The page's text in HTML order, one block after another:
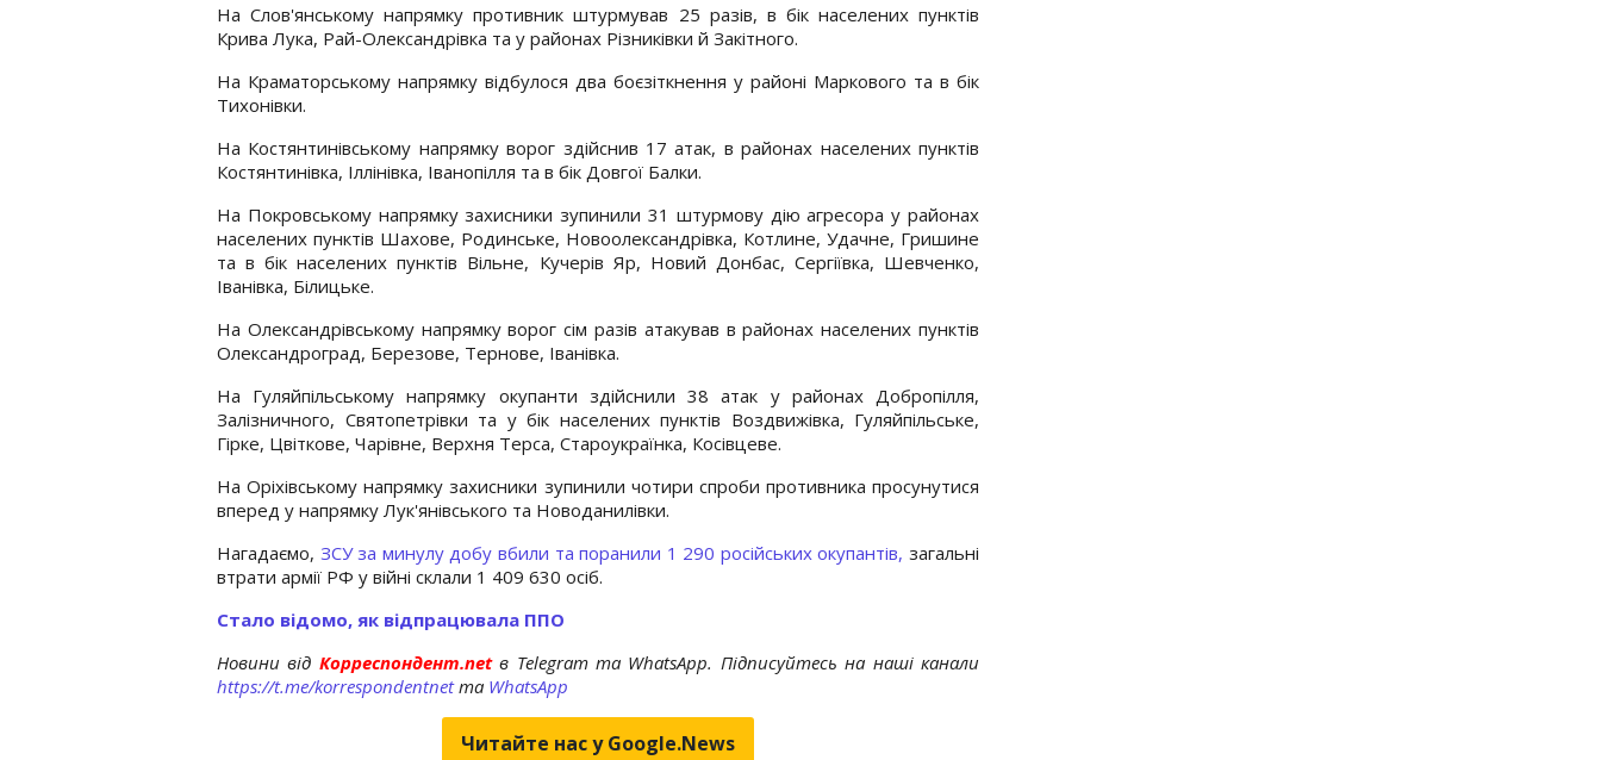
На Слов'янському напрямку противник штурмував 25 разів, в бік населених пунктів
Крива Лука, Рай-Олександрівка та у районах Різниківки й Закітного.
На Краматорському напрямку відбулося два боєзіткнення у районі Маркового та в бік
Тихонівки.
На Костянтинівському напрямку ворог здійснив 17 атак, в районах населених пунктів
Костянтинівка, Іллінівка, Іванопілля та в бік Довгої Балки.
На Покровському напрямку захисники зупинили 31 штурмову дію агресора у районах
населених пунктів Шахове, Родинське, Новоолександрівка, Котлине, Удачне, Гришине
та в бік населених пунктів Вільне, Кучерів Яр, Новий Донбас, Сергіївка, Шевченко,
Іванівка, Білицьке.
На Олександрівському напрямку ворог сім разів атакував в районах населених пунктів
Олександроград, Березове, Тернове, Іванівка.
На Гуляйпільському напрямку окупанти здійснили 38 атак у районах Добропілля,
Залізничного, Святопетрівки та у бік населених пунктів Воздвижівка, Гуляйпільське,
Гірке, Цвіткове, Чарівне, Верхня Терса, Староукраїнка, Косівцеве.
На Оріхівському напрямку захисники зупинили чотири спроби противника просунутися
вперед у напрямку Лук'янівського та Новоданилівки.
Нагадаємо, ЗСУ за минулу добу вбили та поранили 1 290 російських окупантів, загальні
втрати армії РФ у війні склали 1 409 630 осіб.
Стало відомо, як відпрацювала ППО
Новини від Корреспондент.netв Telegram та WhatsApp. Підписуйтесь на наші канали
https://t.me/korrespondentnetта WhatsApp
Читайте нас у Google.News